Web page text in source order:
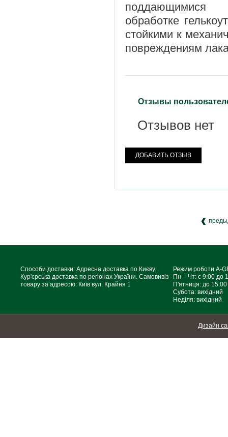
поддающимися
обработке
стойкими к
повреждениям
Отзывы
Отзывов нет
ДОБАВИТЬ ОТЗЫВ
Способи доставки: Адресна доставка по Києву.
Кур'єрська доставка по регіонах України. Самовивіз
товару за адресою: Київ вул. Крайня 1
Режим роботи A-
Пн – Чт: с 9:00 до
П'ятниця: до 15:00
Субота: вихідний
Неділя: вихідний
Дизайн